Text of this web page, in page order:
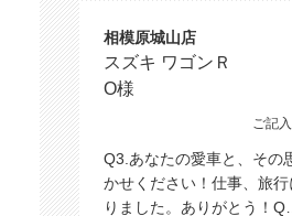
相模原城山店
スズキ ワゴンＲ
O様
ご記
Q3.あなたの愛車と、その
かせください！仕事、旅
りました。ありがとう！Q…